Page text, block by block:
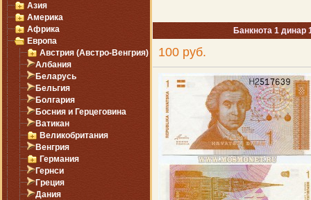
Азия
Америка
Африка
Европа
Австрия (Австро-Венгрия)
Албания
Беларусь
Бельгия
Болгария
Босния и Герцеговина
Ватикан
Великобритания
Венгрия
Германия
Гернси
Греция
Дания
Банкнота 1 динар
100 руб.